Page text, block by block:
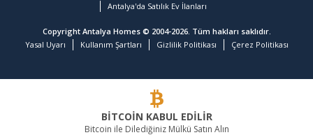
Antalya'da Satılık Ev İlanları
Copyright Antalya Homes © 2004-2026. Tüm hakları saklıdır.
Yasal Uyarı
Kullanım Şartları Gizlilik Politikası Çerez Politikası
BİTCOİN KABUL EDİLİR
Bitcoin ile Dilediğiniz Mülkü Satın Alın